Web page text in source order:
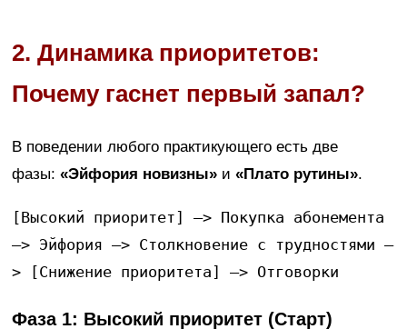
2. Динамика приоритетов:
Почему гаснет первый запал?
В поведении любого практикующего есть две
фазы: «Эйфория новизны» и «Плато рутины».
[Высокий приоритет] —> Покупка абонемента
—> Эйфория —> Столкновение с трудностями —
Фаза 1: Высокий приоритет (Старт)